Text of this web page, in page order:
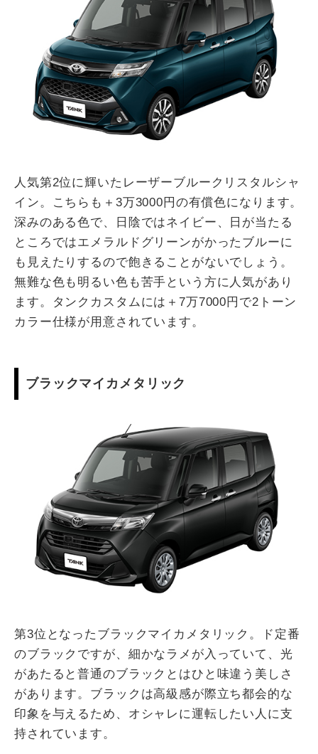
人気第2位に輝いたレーザーブルークリスタルシャ
イン。こちらも＋3万3000円の有償色になります。
深みのある色で、日陰ではネイビー、日が当たる
ところではエメラルドグリーンがかったブルーに
も見えたりするので飽きることがないでしょう。
無難な色も明るい色も苦手という方に人気があり
ます。タンクカスタムには＋7万7000円で2トーン
カラー仕様が用意されています。
ブラックマイカメタリック
第3位となったブラックマイカメタリック。ド定番
のブラックですが、細かなラメが入っていて、光
があたると普通のブラックとはひと味違う美しさ
があります。ブラックは高級感が際立ち都会的な
印象を与えるため、オシャレに運転したい人に支
持されています。